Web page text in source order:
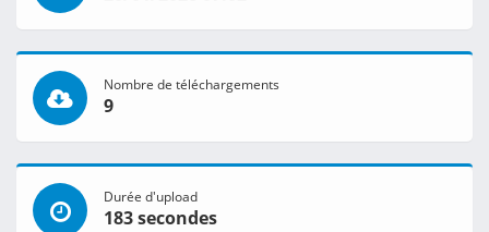
Nombre de téléchargements
9
Durée d'upload
183 secondes